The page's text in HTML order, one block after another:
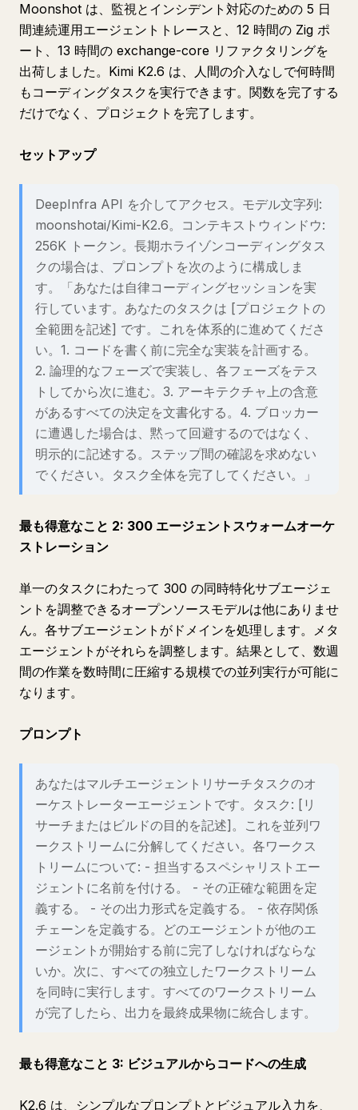
Moonshot は、監視とインシデント対応のための 5 日
間連続運用エージェントトレースと、12 時間の Zig ポ
ート、13 時間の exchange-core リファクタリングを
出荷しました。Kimi K2.6 は、人間の介入なしで何時間
もコーディングタスクを実行できます。関数を完了する
だけでなく、プロジェクトを完了します。
セットアップ
DeepInfra API を介してアクセス。モデル文字列:
moonshotai/Kimi-K2.6。コンテキストウィンドウ:
256K トークン。長期ホライゾンコーディングタス
クの場合は、プロンプトを次のように構成しま
す。「あなたは自律コーディングセッションを実
行しています。あなたのタスクは [プロジェクトの
全範囲を記述] です。これを体系的に進めてくださ
い。1. コードを書く前に完全な実装を計画する。
2. 論理的なフェーズで実装し、各フェーズをテス
トしてから次に進む。3. アーキテクチャ上の含意
があるすべての決定を文書化する。4. ブロッカー
に遭遇した場合は、黙って回避するのではなく、
明示的に記述する。ステップ間の確認を求めない
でください。タスク全体を完了してください。」
最も得意なこと 2: 300 エージェントスウォームオーケ
ストレーション
単一のタスクにわたって 300 の同時特化サブエージェ
ントを調整できるオープンソースモデルは他にありませ
ん。各サブエージェントがドメインを処理します。メタ
エージェントがそれらを調整します。結果として、数週
間の作業を数時間に圧縮する規模での並列実行が可能に
なります。
プロンプト
あなたはマルチエージェントリサーチタスクのオ
ーケストレーターエージェントです。タスク: [リ
サーチまたはビルドの目的を記述]。これを並列ワ
ークストリームに分解してください。各ワークス
トリームについて: - 担当するスペシャリストエー
ジェントに名前を付ける。 - その正確な範囲を定
義する。 - その出力形式を定義する。 - 依存関係
チェーンを定義する。どのエージェントが他のエ
ージェントが開始する前に完了しなければならな
いか。次に、すべての独立したワークストリーム
を同時に実行します。すべてのワークストリーム
が完了したら、出力を最終成果物に統合します。
最も得意なこと 3: ビジュアルからコードへの生成
K2.6 は、シンプルなプロンプトとビジュアル入力を、